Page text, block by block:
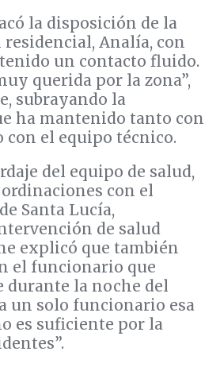
la disposición de la
residencial, Analía, con
un contacto fluido.
querida por la zona”,
subrayando la
ha mantenido tanto con
con el equipo técnico.
del equipo de salud,
con el
Santa Lucía,
de salud
explicó que también
el funcionario que
durante la noche del
un solo funcionario esa
es suficiente por la